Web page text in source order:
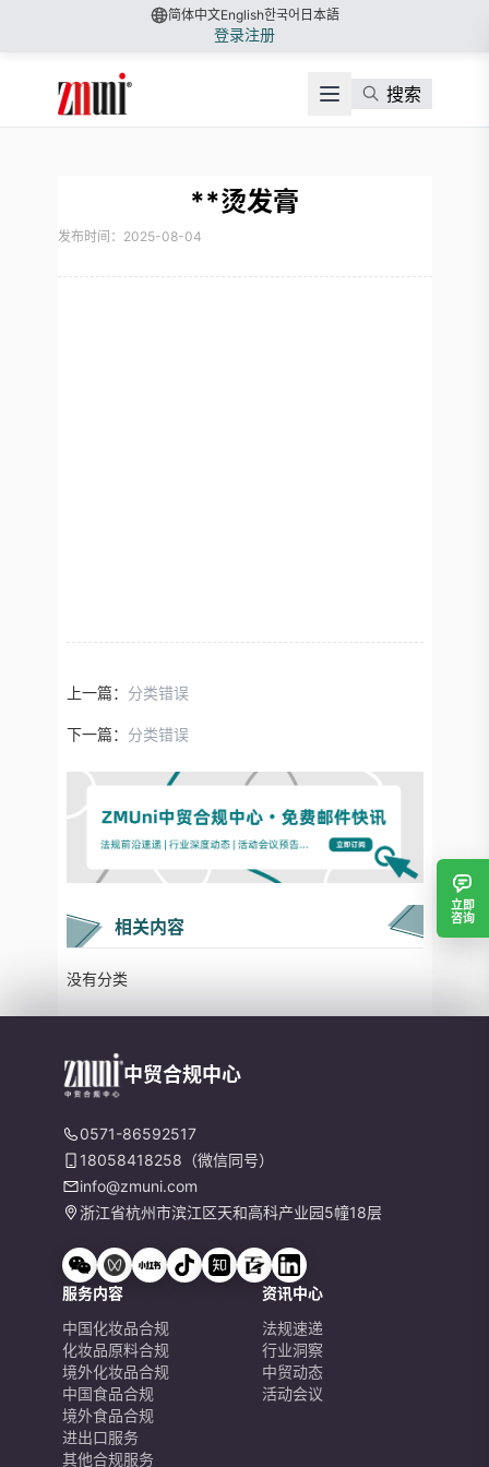
简体中文English한국어 日本語
登录注册
搜索
**烫发膏
发布时间：2025-08-04
上一篇： 分类错误
下一篇： 分类错误
相关内容
没有分类
立即
咨询
中贸合规中心
0571-86592517
18058418258（微信同号）
info@zmuni.com
浙江省杭州市滨江区天和高科产业园5幢18层
服务内容
中国化妆品合规
化妆品原料合规
境外化妆品合规
中国食品合规
境外食品合规
进出口服务
其他合规服务
资讯中心
法规速递
行业洞察
中贸动态
活动会议